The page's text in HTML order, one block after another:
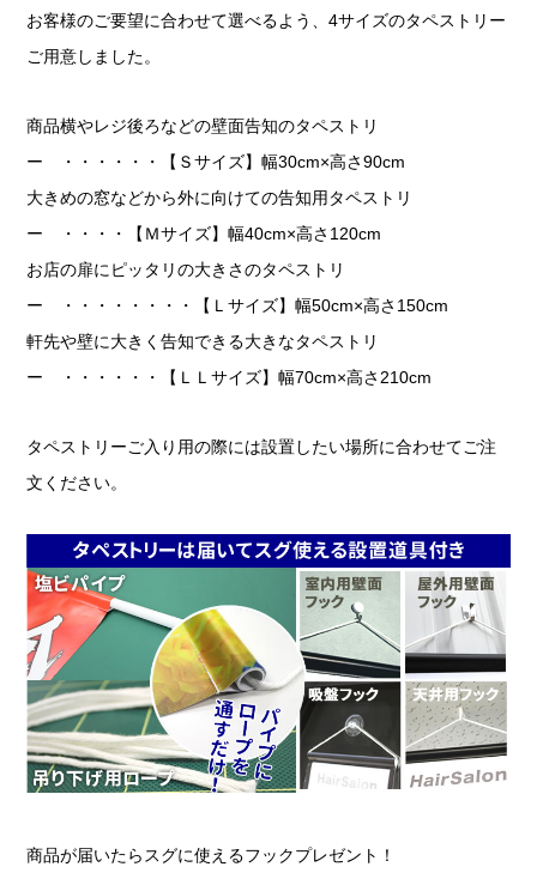
お客様のご要望に合わせて選べるよう、4サイズのタペストリー
ご用意しました。
商品横やレジ後ろなどの壁面告知のタペストリ
ー ・・・・・・【Ｓサイズ】幅30cm×高さ90cm
大きめの窓などから外に向けての告知用タペストリ
ー ・・・・【Ｍサイズ】幅40cm×高さ120cm
お店の扉にピッタリの大きさのタペストリ
ー ・・・・・・・・【Ｌサイズ】幅50cm×高さ150cm
軒先や壁に大きく告知できる大きなタペストリ
ー ・・・・・・【ＬＬサイズ】幅70cm×高さ210cm
タペストリーご入り用の際には設置したい場所に合わせてご注
文ください。
商品が届いたらスグに使えるフックプレゼント！